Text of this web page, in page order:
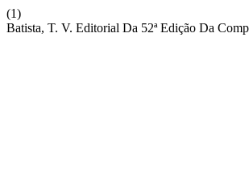
(1)
Batista, T. V. Editorial Da 52ª Edição Da